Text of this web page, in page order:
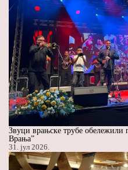
Звуци врањске трубе обележили
Врања”
31. јул 2026.